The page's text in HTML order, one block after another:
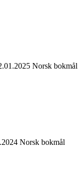
Norsk bokmål
Norsk bokmål